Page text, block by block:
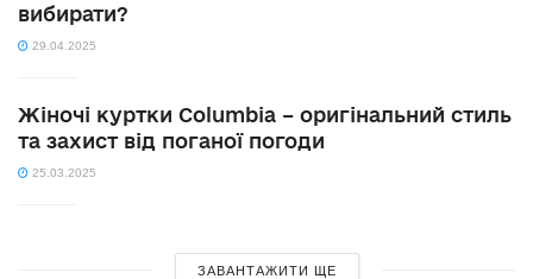
вибирати?
29.04.2025
Жіночі куртки Columbia – оригінальний стиль
та захист від поганої погоди
25.03.2025
ЗАВАНТАЖИТИ ЩЕ